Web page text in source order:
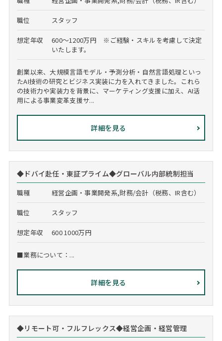
職位 スタッフ
想定年収
600～1200万円 ※ご経験・スキルを考慮して決定
いたします。
創業以来、大規模言語モデル・予測分析・自然言語処理といっ
たAI技術の研究とビジネス実装に力を入れてきました。これら
の技術力や実装力を背景に、マーケティング支援に加え、AI活
用による事業変革支援サ...
詳細を見る
◆ドバイ赴任・東証プライム◆グローバル内部統制担当
職種 経営企画・事業開発系,財務/会計（税務、IR含む）
職位 スタッフ
想定年収 600 1000万円
■業務について：...
詳細を見る
◆リモート可・フルフレックス◆経営企画・経営管理